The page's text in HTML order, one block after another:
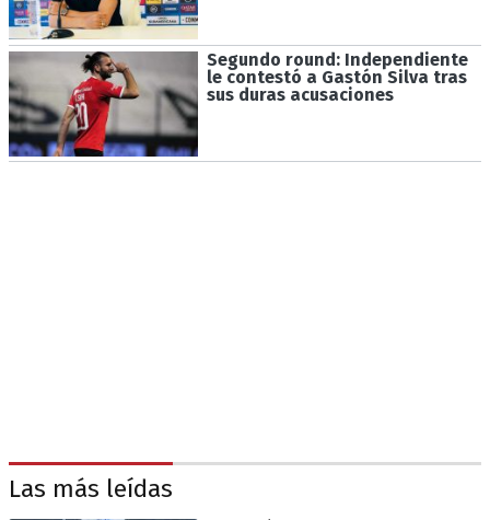
Segundo round: Independiente
le contestó a Gastón Silva tras
sus duras acusaciones
Las más leídas